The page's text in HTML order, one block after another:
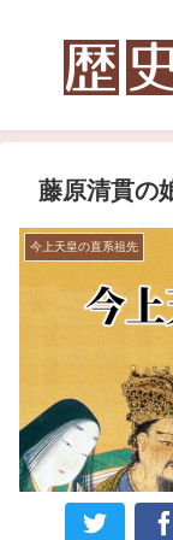
藤原清貫の
今上天皇の直系祖先